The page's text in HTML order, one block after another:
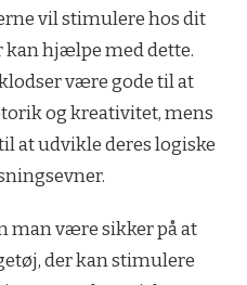
vil stimulere hos dit
kan hjælpe med dette.
være gode til at
og kreativitet, mens
at udvikle deres logiske
man være sikker på at
der kan stimulere